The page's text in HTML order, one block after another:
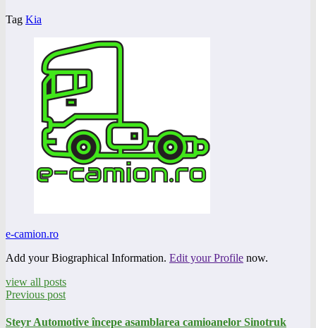
Tag Kia
e-camion.ro
Add your Biographical Information. Edit your Profile now.
view all posts
Previous post
Steyr Automotive începe asamblarea camioanelor Sinotruk